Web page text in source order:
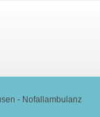
- Nofallambulanz